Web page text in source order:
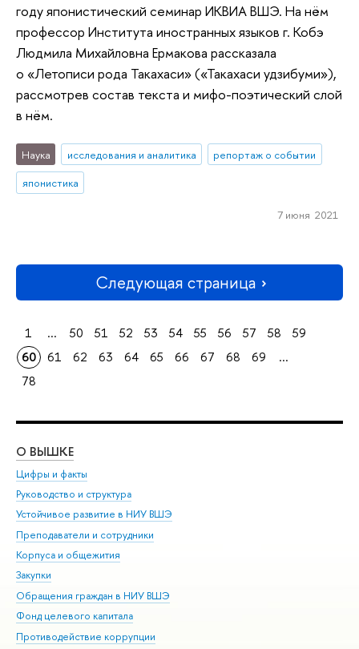
году японистический семинар ИКВИА ВШЭ. На нём
профессор Института иностранных языков г. Кобэ
Людмила Михайловна Ермакова рассказала
о «Летописи рода Такахаси» («Такахаси удзибуми»),
рассмотрев состав текста и мифо-поэтический слой
в нём.
Наука исследования и аналитика
репортаж о событии
японистика
7 июня 2021
Следующая страница
1 ... 50 51 52 53 54 55 56 57 58
59
60
61 62 63 64 65 66 67 68 69
...
78
О ВЫШКЕ
Цифры и факты
Руководство и структура
Устойчивое развитие в НИУ ВШЭ
Преподаватели и сотрудники
Корпуса и общежития
Закупки
Обращения граждан в НИУ ВШЭ
Фонд целевого капитала
Противодействие коррупции